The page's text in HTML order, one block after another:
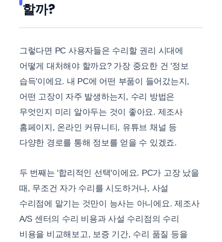
할까?
그렇다면 PC 사용자들은 수리할 권리 시대에
어떻게 대처해야 할까요? 가장 중요한 건 '정보
습득'이에요. 내 PC에 어떤 부품이 들어갔는지,
어떤 고장이 자주 발생하는지, 수리 방법은
무엇인지 미리 알아두는 것이 좋아요. 제조사
홈페이지, 온라인 커뮤니티, 유튜브 채널 등
다양한 경로를 통해 정보를 얻을 수 있겠죠.
두 번째는 '합리적인 선택'이에요. PC가 고장 났을
때, 무조건 자가 수리를 시도하거나, 사설
수리점에 맡기는 것만이 능사는 아니에요. 제조사
A/S 센터의 수리 비용과 사설 수리점의 수리
비용을 비교해보고, 보증 기간, 수리 품질 등을